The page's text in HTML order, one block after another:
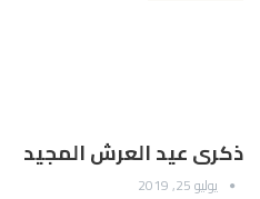
ذكرى عيد العرش المجيد
يوليو 25, 2019